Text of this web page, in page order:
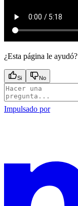
¿Esta página le ayudó?
Si No
Impulsado por